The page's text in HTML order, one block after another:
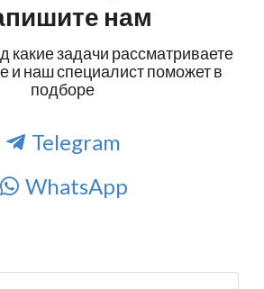
нам
какие задачи рассматриваете
и наш специалист поможет в
подборе
Telegram
WhatsApp